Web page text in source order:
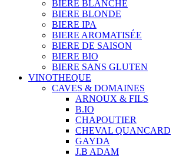
BIERE BLANCHE
BIERE BLONDE
BIERE IPA
BIERE AROMATISÉE
BIERE DE SAISON
BIERE BIO
BIERE SANS GLUTEN
VINOTHEQUE
CAVES & DOMAINES
ARNOUX & FILS
B.IO
CHAPOUTIER
CHEVAL QUANCARD
GAYDA
J.B ADAM